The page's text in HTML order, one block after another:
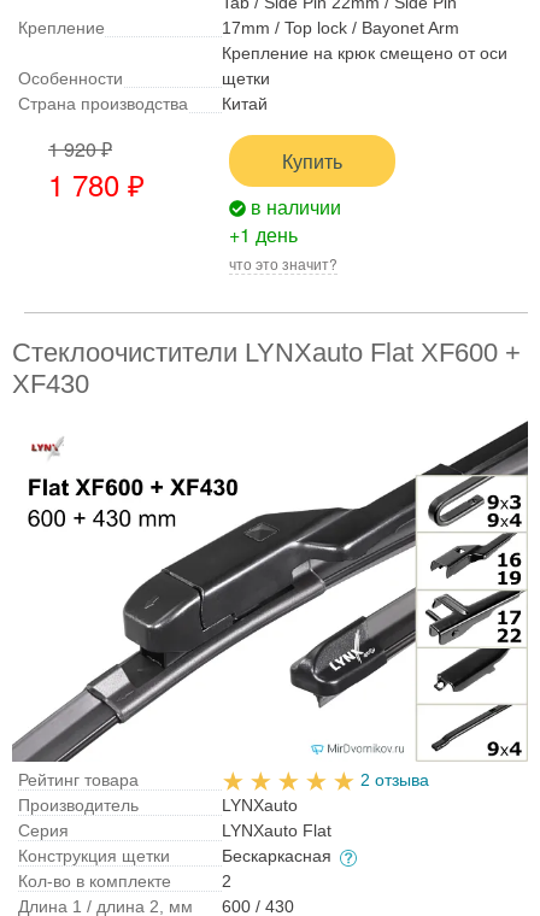
Крепление
17mm / Top lock / Bayonet Arm
Особенности
Крепление на крюк смещено от оси
щетки
Страна производства
Китай
1 920 ₽
1 780 ₽
Купить
в наличии
+1 день
что это значит?
Стеклоочистители LYNXauto Flat XF600 +
XF430
Рейтинг товара
2 отзыва
Производитель
LYNXauto
Серия
LYNXauto Flat
Конструкция щетки
Бескаркасная
Кол-во в комплекте
2
Длина 1 / длина 2, мм
600 / 430